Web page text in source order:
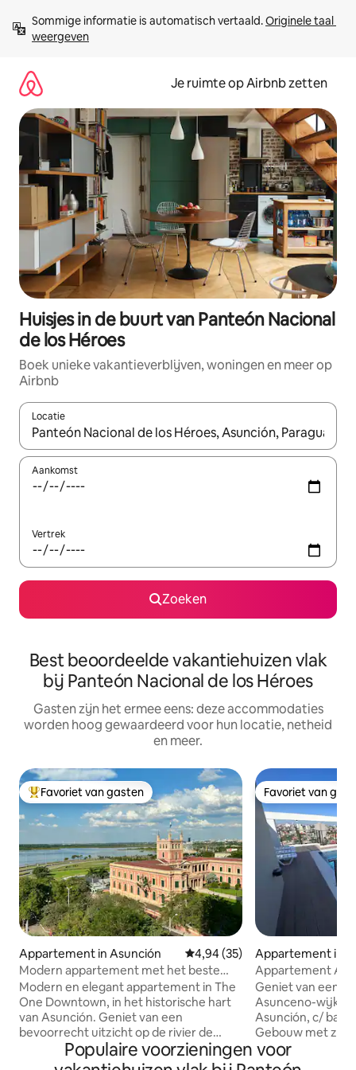
direct
naar
Sommige informatie is automatisch vertaald. Originele taal
weergeven
Je ruimte op Airbnb zetten
Huisjes in de buurt van Panteón Nacional
de los Héroes
Boek unieke vakantieverblijven, woningen en meer op
Airbnb
Locatie
Wanneer er suggesties beschikbaar zijn, maak je een keuze
Aankomst
Vertrek
Zoeken
Best beoordeelde vakantiehuizen vlak
bij Panteón Nacional de los Héroes
Gasten zijn het ermee eens: deze accommodaties
worden hoog gewaardeerd voor hun locatie, netheid
en meer.
Topfavoriet van gasten
Favoriet van gasten
Appartement in Asunción Gemiddelde beoordeling van
4,94 (35)
Modern appartement met het beste
uitzicht op Asunción
Modern en elegant appartement in The
One Downtown, in het historische hart
van Asunción. Geniet van een
bevoorrecht uitzicht op de rivier de
Paraguay en het regeringspaleis, met
een veilige en perfecte locatie voor
Favoriet van
Favoriet van
Appartement in
Appartement
en fitnessruimte
Geniet van een
Asunceno-wijk,
Asunción, c/
Gebouw met
fitnessruimte.
gebouw. Woonwijk, in de buurt van het
Populaire voorzieningen voor